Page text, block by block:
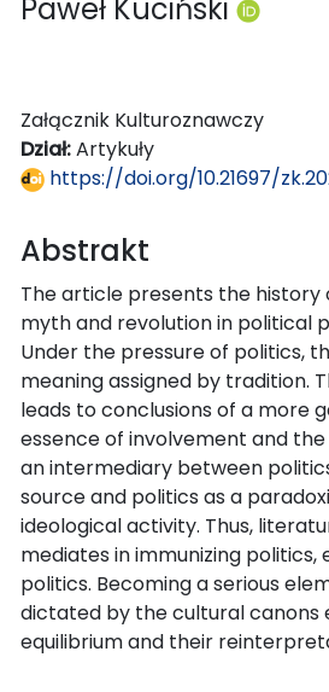
Paweł Kuciński
Załącznik Kulturoznawczy
Dział:Artykuły
https://doi.org/10.21697/
Abstrakt
The article presents the
myth and revolution in political
Under the pressure of politics,
meaning assigned by tradition.
leads to conclusions of a more
essence of involvement and
an intermediary between
source and politics as a
ideological activity. Thus,
mediates in immunizing politics,
politics. Becoming a serious
dictated by the cultural canons
equilibrium and their